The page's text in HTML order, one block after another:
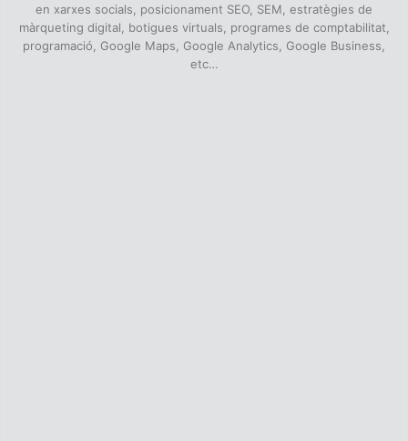
en xarxes socials, posicionament SEO, SEM, estratègies de
màrqueting digital, botigues virtuals, programes de comptabilitat,
programació, Google Maps, Google Analytics, Google Business,
etc…